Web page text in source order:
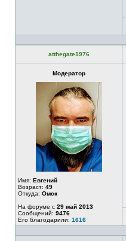
atthegate1976
Модератор
Имя: Евгений
Возраст: 49
Откуда: Омск
На форуме с 29 май 2013
Сообщений: 9476
Его благодарили: 1616